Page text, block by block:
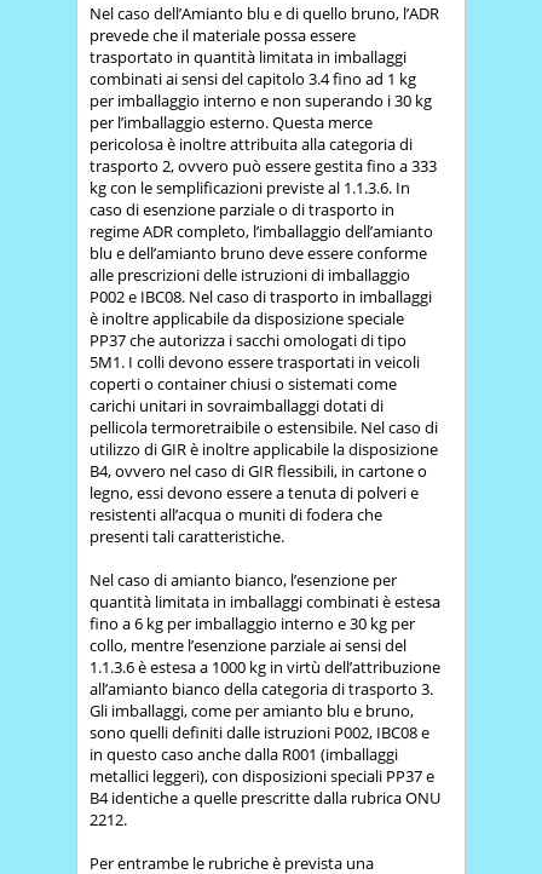
Nel caso dell’Amianto blu e di quello bruno, l’ADR
prevede che il materiale possa essere
trasportato in quantità limitata in imballaggi
combinati ai sensi del capitolo 3.4 fino ad 1 kg
per imballaggio interno e non superando i 30 kg
per l’imballaggio esterno. Questa merce
pericolosa è inoltre attribuita alla categoria di
trasporto 2, ovvero può essere gestita fino a 333
kg con le semplificazioni previste al 1.1.3.6. In
caso di esenzione parziale o di trasporto in
regime ADR completo, l’imballaggio dell’amianto
blu e dell’amianto bruno deve essere conforme
alle prescrizioni delle istruzioni di imballaggio
P002 e IBC08. Nel caso di trasporto in imballaggi
è inoltre applicabile da disposizione speciale
PP37 che autorizza i sacchi omologati di tipo
5M1. I colli devono essere trasportati in veicoli
coperti o container chiusi o sistemati come
carichi unitari in sovraimballaggi dotati di
pellicola termoretraibile o estensibile. Nel caso di
utilizzo di GIR è inoltre applicabile la disposizione
B4, ovvero nel caso di GIR flessibili, in cartone o
legno, essi devono essere a tenuta di polveri e
resistenti all’acqua o muniti di fodera che
presenti tali caratteristiche.
Nel caso di amianto bianco, l’esenzione per
quantità limitata in imballaggi combinati è estesa
fino a 6 kg per imballaggio interno e 30 kg per
collo, mentre l’esenzione parziale ai sensi del
1.1.3.6 è estesa a 1000 kg in virtù dell’attribuzione
all’amianto bianco della categoria di trasporto 3.
Gli imballaggi, come per amianto blu e bruno,
sono quelli definiti dalle istruzioni P002, IBC08 e
in questo caso anche dalla R001 (imballaggi
metallici leggeri), con disposizioni speciali PP37 e
B4 identiche a quelle prescritte dalla rubrica ONU
2212.
Per entrambe le rubriche è prevista una